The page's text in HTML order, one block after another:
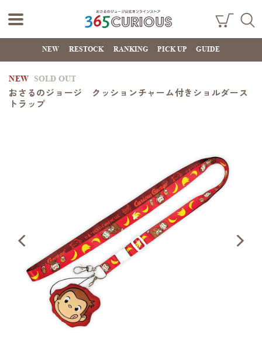
おさるのジョー
ジ公式オンライ
365CURIOUS
ング
カー
NEW RESTOCK RANKING PICK UP GUIDE
NEW SOLD OUT
おさるのジョージ クッションチャーム付きショルダース
トラップ